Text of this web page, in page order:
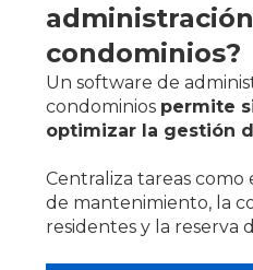
condominios?
Un software de
condominios permite
optimizar la gestión
Centraliza tareas
de mantenimiento, la
residentes y la reserva